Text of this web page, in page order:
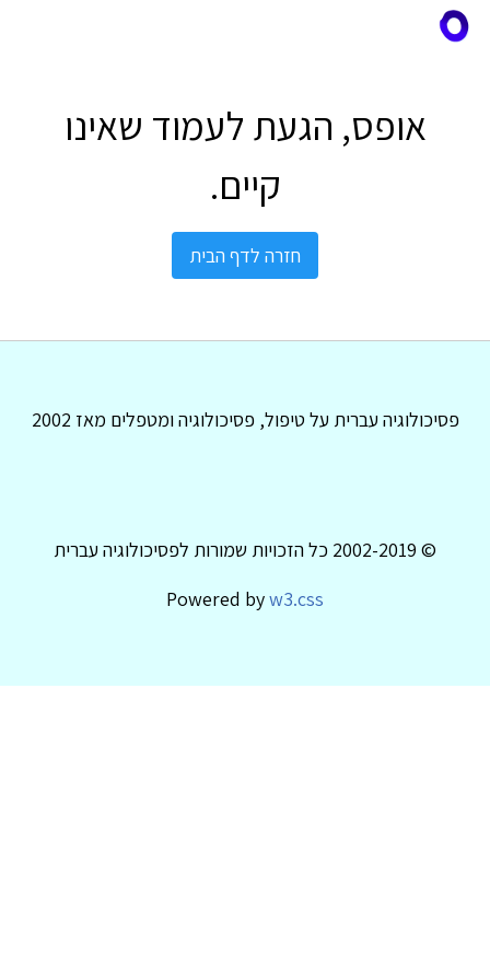
אופס, הגעת לעמוד שאינו
קיים.
חזרה לדף הבית
פסיכולוגיה עברית על טיפול, פסיכולוגיה ומטפלים מאז 2002
© 2002-2019 כל הזכויות שמורות לפסיכולוגיה עברית
Powered byw3.css